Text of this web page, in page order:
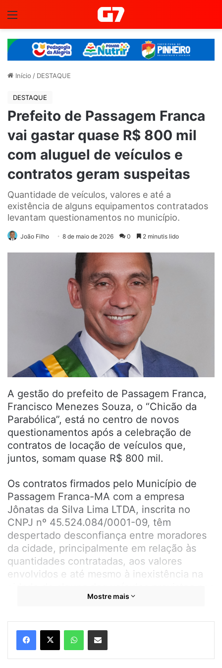
Início / DESTAQUE
DESTAQUE
Prefeito de Passagem Franca
vai gastar quase R$ 800 mil
com aluguel de veículos e
contratos geram suspeitas
Quantidade de veículos, valores e até a
existência de alguns equipamentos contratados
levantam questionamentos no município.
João Filho 8 de maio de 2026 0 2 minutis lido
A gestão do prefeito de Passagem Franca,
Francisco Menezes Souza, o “Chicão da
Parabólica”, está no centro de novos
questionamentos após a celebração de
contratos de locação de veículos que,
juntos, somam quase R$ 800 mil.
Os contratos firmados pelo Município de
Passagem Franca-MA com a empresa
Jônatas da Silva Lima LTDA, inscrita no
CNPJ nº 45.524.084/0001-09, têm
despertado desconfiança entre moradores
da cidade, principalmente em relação às
quantidades contratadas, aos valores
envolvidos e até mesmo à inexistência na
A empresa contratada possui sede no bairro
Paulo Falcão, em Presidente Dutra-MA, e
tem como principal atividade econômica
Mostre mais